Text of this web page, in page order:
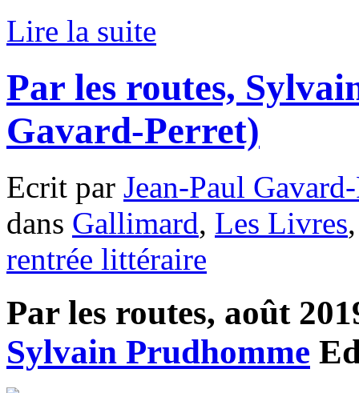
Lire la suite
Par les routes,
Gavard-Perret)
Ecrit par Jean-Paul
dans Gallimard, Les Livres
rentrée littéraire
Par les routes, août
Sylvain Prudhomme